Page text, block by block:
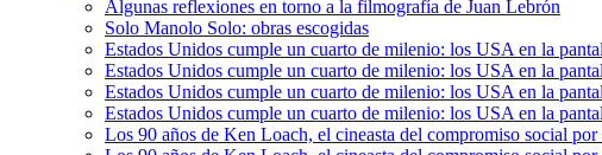
Algunas reflexiones en torno a la filmografía de Juan Lebrón
Solo Manolo Solo: obras escogidas
Estados Unidos cumple un cuarto de milenio: los USA en la
Estados Unidos cumple un cuarto de milenio: los USA en la
Estados Unidos cumple un cuarto de milenio: los USA en la
Estados Unidos cumple un cuarto de milenio: los USA en la
Los 90 años de Ken Loach, el cineasta del compromiso social